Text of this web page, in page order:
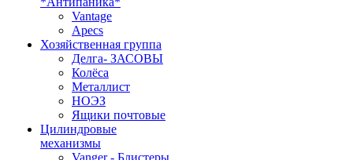
Vantage
Apecs
Хозяйственная группа
Делга- ЗАСОВЫ
Колёса
Металлист
НОЭЗ
Ящики почтовые
Цилиндровые
механизмы